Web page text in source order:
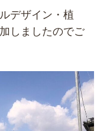
デザイン・植
しましたのでご